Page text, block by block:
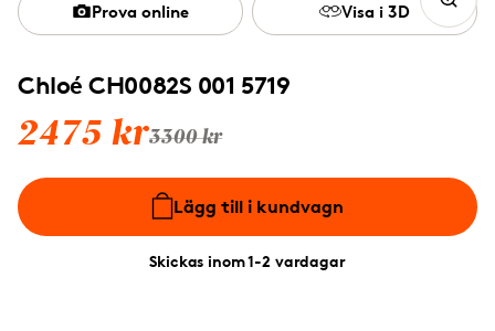
Chloé CH0082S 001 5719
2475 kr3300 kr
Lägg till i kundvagn
Skickas inom 1-2 vardagar
Prova online Visa i 3D